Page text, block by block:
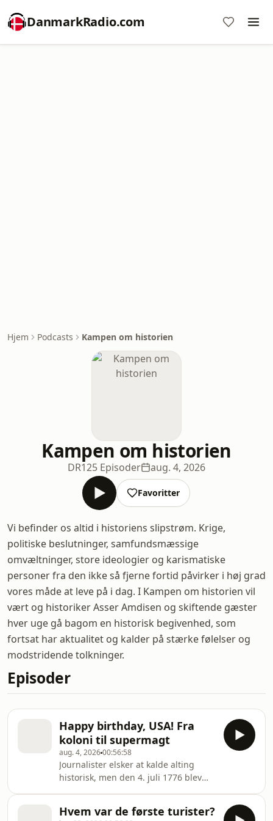
DanmarkRadio.com
Hjem Podcasts Kampen om historien
Kampen om historien
DR125 Episoder aug. 4, 2026
Favoritter
Vi befinder os altid i historiens slipstrøm. Krige,
politiske beslutninger, samfundsmæssige
omvæltninger, store ideologier og karismatiske
personer fra den ikke så fjerne fortid påvirker i høj grad
vores måde at leve på i dag. I Kampen om historien vil
vært og historiker Asser Amdisen og skiftende gæster
hver uge gå bagom en historisk begivenhed, som
fortsat har aktualitet og kalder på stærke følelser og
modstridende tolkninger.
Episoder
Happy birthday, USA! Fra
koloni til supermagt
aug. 4, 202600:56:58
Journalister elsker at kalde alting
historisk, men den 4. juli 1776 blev
siden, USA blev til, hvilket bestemt
Hvem var de første turister?